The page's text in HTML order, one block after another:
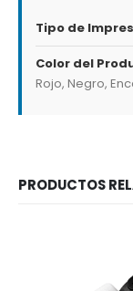
Tipo de
Color del
Rojo, Negro,
PRODUCTOS